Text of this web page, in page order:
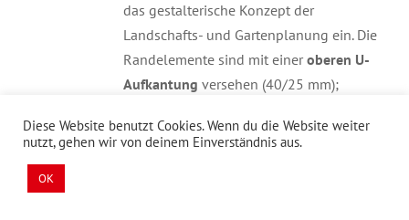
das gestalterische Konzept der
Landschafts- und Gartenplanung ein. Die
Randelemente sind mit einer oberen U-
Aufkantung versehen (40/25 mm);
richtet sich nach der Elementhöhe;
Diese Website benutzt Cookies. Wenn du die Website weiter
nutzt, gehen wir von deinem Einverständnis aus.
OK